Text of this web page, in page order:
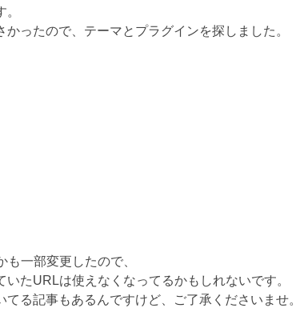
ったので、テーマとプラグインを探しました。
一部変更したので、
たURLは使えなくなってるかもしれないです。
る記事もあるんですけど、ご了承くださいませ。